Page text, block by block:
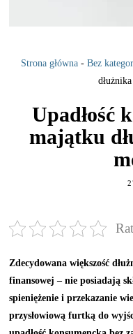
Strona główna -Bez
Upadłość
majątku
Zdecydowana większość
finansowej – nie posiadają
spieniężenie i przekazanie
przysłowiową furtką do